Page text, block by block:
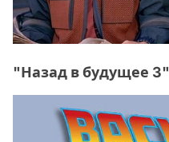
"Назад в будущее 3"